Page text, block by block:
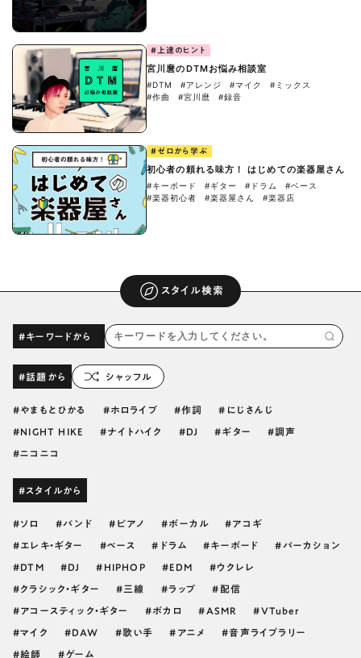
#上達のヒント
宮川麿のDTMお悩み相談室
#DTM #アレンジ #マイク
#ミックス
#作曲
#宮川麿 #録音
#ゼロから学ぶ
初心者の頼れる味方！ はじめての楽器屋さん
#キーボード #ギター #ドラム
#ベース
#楽器初心者
#楽器屋さん #楽器店
スタイル検索
#キーワードから
#話題から シャッフル
やまもとひかる ホロライブ 作詞 にじさんじ
NIGHT HIKE ナイトハイク DJ ギター 調声
ニコニコ
#スタイルから
ソロ バンド ピアノ ボーカル アコギ
エレキ・ギター ベース ドラム キーボード パーカション
DTM DJ HIPHOP EDM ウクレレ
クラシック・ギター 三線 ラップ 配信
アコースティック・ギター ボカロ ASMR VTuber
マイク DAW 歌い手 アニメ 音声ライブラリー
絵師 ゲーム